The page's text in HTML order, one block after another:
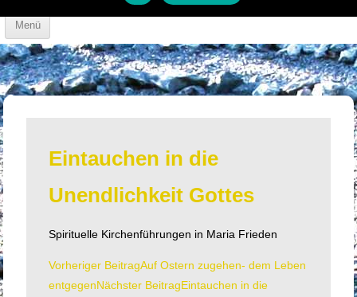
Menü
Skip to content
Eintauchen in die
Unendlichkeit Gottes
Spirituelle Kirchenführungen in Maria Frieden
Beitrags-
Vorheriger BeitragAuf Ostern zugehen- dem Leben
entgegenNächster BeitragEintauchen in die